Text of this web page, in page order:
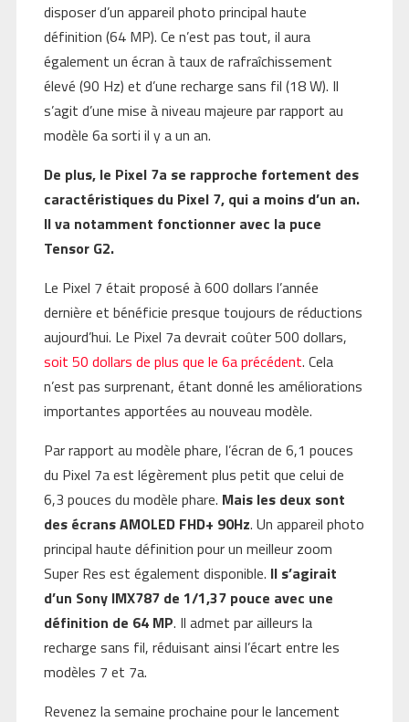
disposer d’un appareil photo principal haute
définition (64 MP). Ce n’est pas tout, il aura
également un écran à taux de rafraîchissement
élevé (90 Hz) et d’une recharge sans fil (18 W). Il
s’agit d’une mise à niveau majeure par rapport au
modèle 6a sorti il y a un an.
De plus, le Pixel 7a se rapproche fortement des
caractéristiques du Pixel 7, qui a moins d’un an.
Il va notamment fonctionner avec la puce
Tensor G2.
Le Pixel 7 était proposé à 600 dollars l’année
dernière et bénéficie presque toujours de réductions
aujourd’hui. Le Pixel 7a devrait coûter 500 dollars,
soit 50 dollars de plus que le 6a précédent. Cela
n’est pas surprenant, étant donné les améliorations
importantes apportées au nouveau modèle.
Par rapport au modèle phare, l’écran de 6,1 pouces
du Pixel 7a est légèrement plus petit que celui de
6,3 pouces du modèle phare. Mais les deux sont
des écrans AMOLED FHD+ 90Hz. Un appareil photo
principal haute définition pour un meilleur zoom
Super Res est également disponible. Il s’agirait
d’un Sony IMX787 de 1/1,37 pouce avec une
définition de 64 MP. Il admet par ailleurs la
recharge sans fil, réduisant ainsi l’écart entre les
modèles 7 et 7a.
Revenez la semaine prochaine pour le lancement